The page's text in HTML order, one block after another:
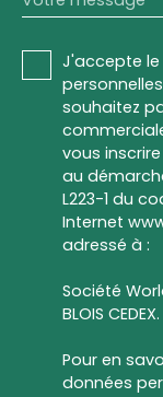
J'accepte
souhaitez
vous
au
L223-1 du
Internet
adressé à :
Société
BLOIS CEDEX.
Pour en
données